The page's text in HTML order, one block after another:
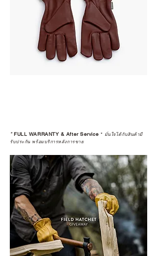
*FULL WARRANTY & After Service * มั่นใจได้กับสินค้ามี
รับประกัน พร้อมบริการหลังการขาย